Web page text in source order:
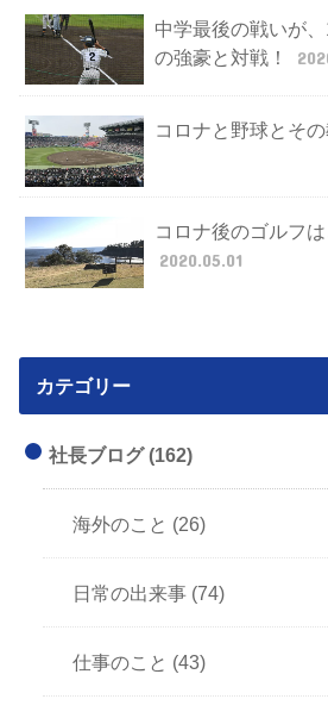
中学最後の戦いが
の強豪と対戦！
コロナと野球とその
コロナ後のゴルフ
2020.05.01
カテゴリー
社長ブログ(162)
海外のこと (26)
日常の出来事 (74)
仕事のこと (43)